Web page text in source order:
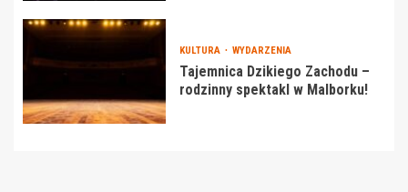
KULTURA WYDARZENIA
Tajemnica Dzikiego Zachodu –
rodzinny spektakl w Malborku!